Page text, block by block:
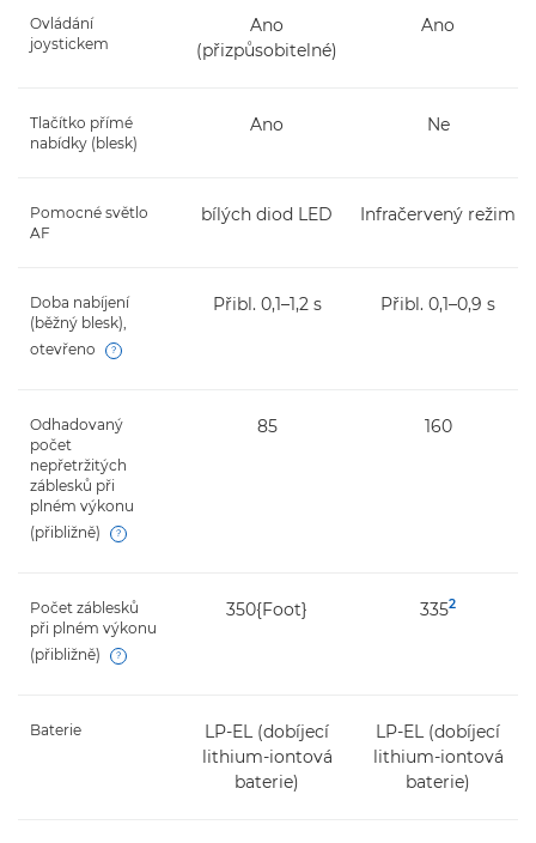
Ovládání
joystickem
Ano
(přizpůsobitelné)
Ano
Tlačítko přímé
nabídky (blesk)
Ano Ne
Pomocné světlo
AF
bílých diod LED Infračervený režim
Doba nabíjení
(běžný blesk),
otevřeno
Přibl. 0,1–1,2 s Přibl. 0,1–0,9 s
Odhadovaný
počet
nepřetržitých
záblesků při
plném výkonu
(přibližně)
85 160
Počet záblesků
při plném výkonu
(přibližně)
350{Foot} 3352
Baterie
LP-EL (dobíjecí
lithium-iontová
baterie)
LP-EL (dobíjecí
lithium-iontová
baterie)